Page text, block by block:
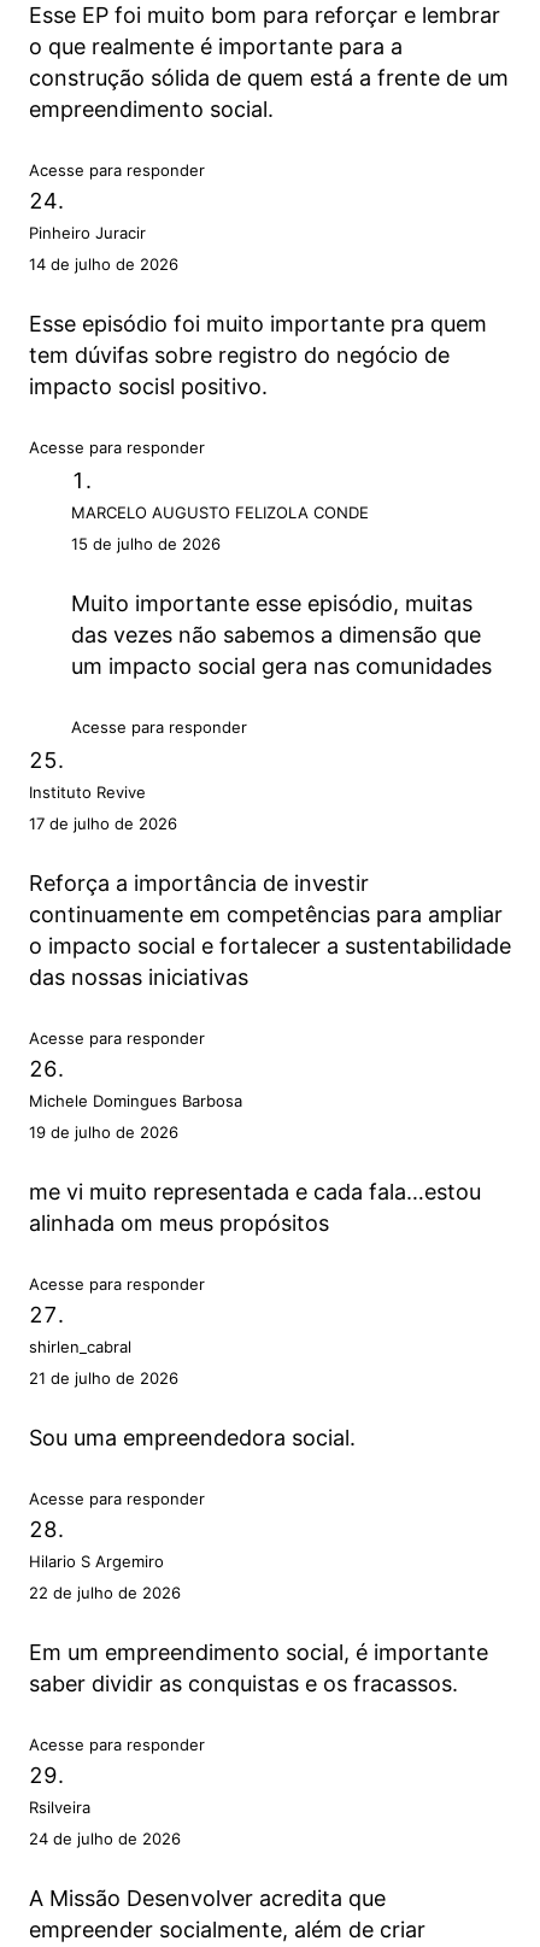
Esse EP foi muito bom para reforçar e lembrar
o que realmente é importante para a
construção sólida de quem está a frente de um
empreendimento social.
Acesse para responder
Pinheiro Juracir
14 de julho de 2026
Esse episódio foi muito importante pra quem
tem dúvifas sobre registro do negócio de
impacto socisl positivo.
Acesse para responder
MARCELO AUGUSTO FELIZOLA CONDE
15 de julho de 2026
Muito importante esse episódio, muitas
das vezes não sabemos a dimensão que
um impacto social gera nas comunidades
Acesse para responder
Instituto Revive
17 de julho de 2026
Reforça a importância de investir
continuamente em competências para ampliar
o impacto social e fortalecer a sustentabilidade
das nossas iniciativas
Acesse para responder
Michele Domingues Barbosa
19 de julho de 2026
me vi muito representada e cada fala…estou
alinhada om meus propósitos
Acesse para responder
shirlen_cabral
21 de julho de 2026
Sou uma empreendedora social.
Acesse para responder
Hilario S Argemiro
22 de julho de 2026
Em um empreendimento social, é importante
saber dividir as conquistas e os fracassos.
Acesse para responder
Rsilveira
24 de julho de 2026
A Missão Desenvolver acredita que
empreender socialmente, além de criar